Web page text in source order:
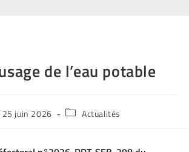
de l’eau potable
25 juin 2026 Actualités